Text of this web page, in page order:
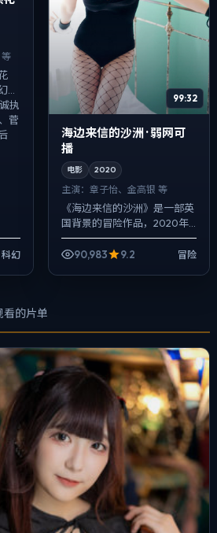
等
作
执
菅
科幻
99:32
海边来信的沙洲 · 弱网可
播
电影 2020
主演： 章子怡、金高银 等
《海边来信的沙洲》是一部英
国背景的冒险作品，2020年
公映，由宁浩执导，章子怡、
金高银、汤唯等主演。配乐克
90,983 9.2 冒险
看的片单